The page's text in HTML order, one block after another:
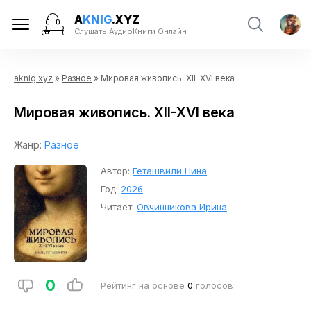
AKNIG.XYZ
Слушать АудиоКниги Онлайн
aknig.xyz » Разное » Мировая живопись. XII-XVI века
Мировая живопись. XII-XVI века
Жанр: Разное
Автор: Геташвили Нина
Год: 2026
Читает: Овчинникова Ирина
0 Рейтинг на основе 0 голосов